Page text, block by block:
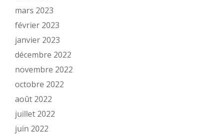
mars 2023
février 2023
janvier 2023
décembre 2022
novembre 2022
octobre 2022
août 2022
juillet 2022
juin 2022